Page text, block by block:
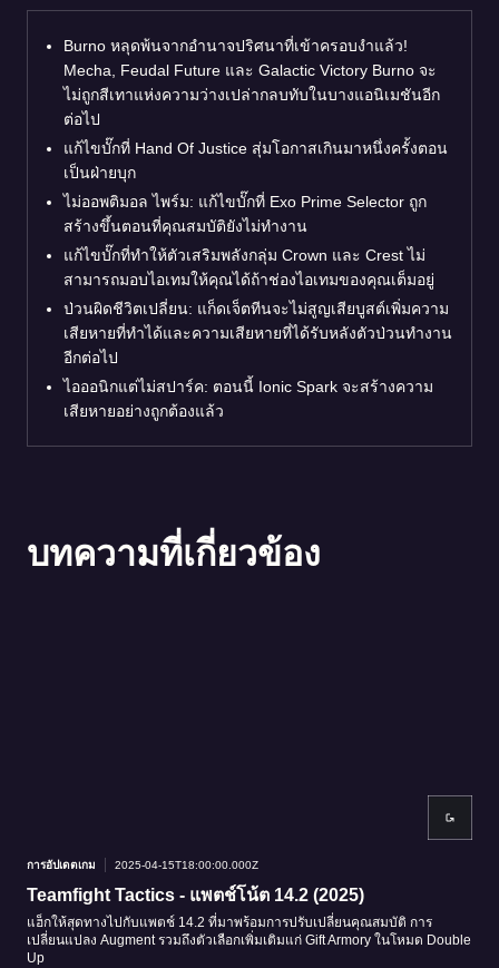
Burno หลุดพ้นจากอำนาจปริศนาที่เข้าครอบงำแล้ว!
Mecha, Feudal Future และ Galactic Victory Burno จะ
ไม่ถูกสีเทาแห่งความว่างเปล่ากลบทับในบางแอนิเมชันอีก
ต่อไป
แก้ไขบั๊กที่ Hand Of Justice สุ่มโอกาสเกินมาหนึ่งครั้งตอน
เป็นฝ่ายบุก
ไม่ออพติมอล ไพร์ม: แก้ไขบั๊กที่ Exo Prime Selector ถูก
สร้างขึ้นตอนที่คุณสมบัติยังไม่ทำงาน
แก้ไขบั๊กที่ทำให้ตัวเสริมพลังกลุ่ม Crown และ Crest ไม่
สามารถมอบไอเทมให้คุณได้ถ้าช่องไอเทมของคุณเต็มอยู่
ป่วนผิดชีวิตเปลี่ยน: แก็ดเจ็ตทีนจะไม่สูญเสียบูสต์เพิ่มความ
เสียหายที่ทำได้และความเสียหายที่ได้รับหลังตัวป่วนทำงาน
อีกต่อไป
ไอออนิกแต่ไม่สปาร์ค: ตอนนี้ Ionic Spark จะสร้างความ
เสียหายอย่างถูกต้องแล้ว
บทความที่เกี่ยวข้อง
การอัปเดตเกม 2025-04-15T18:00:00.000Z
Teamfight Tactics - แพตช์โน้ต 14.2 (2025)
แฮ็กให้สุดทางไปกับแพตช์ 14.2 ที่มาพร้อมการปรับเปลี่ยนคุณสมบัติ การ
เปลี่ยนแปลง Augment รวมถึงตัวเลือกเพิ่มเติมแก่ Gift Armory ในโหมด Double
Up